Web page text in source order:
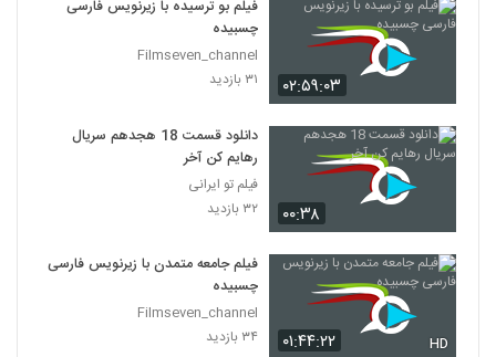
۰۲:۵۹:۰۳
فیلم بو ترسیده با زیرنویس فارسی
چسبیده
Filmseven_channel
۳۱ بازدید
۰۰:۳۸
دانلود قسمت 18 هجدهم سریال
رهایم کن آخر
فیلم تو ایرانی
۳۲ بازدید
۰۱:۴۴:۲۲ HD
فیلم جامعه متمدن با زیرنویس فارسی
چسبیده
Filmseven_channel
۳۴ بازدید